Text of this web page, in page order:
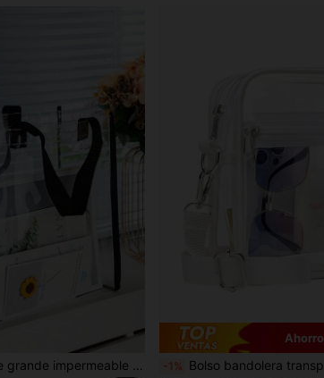
Seka Paul Bolso tote grande impermeable transparente de PVC para mujer, bolsa de regalo, adecuado para estudiantes, campus, dormitorio, compras, viajes, regalos, fiestas -1% Bolso bandolera transparente, aprobado para estadios, adecuado para conciertos,